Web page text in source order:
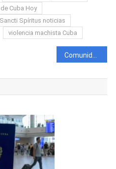
Cuba Hoy
Sancti Spíritus noticias
violencia machista Cuba